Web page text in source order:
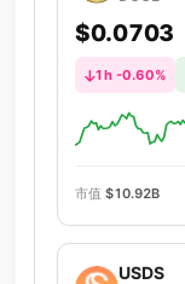
$0.0703
1h -0.60%
市值 $10.92B
USDS